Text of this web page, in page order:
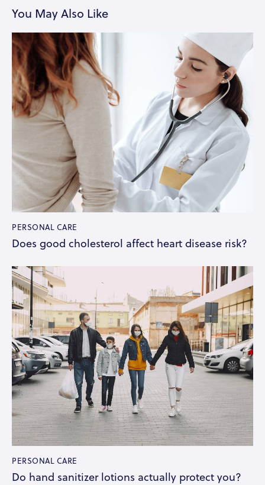
You May Also Like
PERSONAL CARE
Does good cholesterol affect heart disease risk?
PERSONAL CARE
Do hand sanitizer lotions actually protect you?